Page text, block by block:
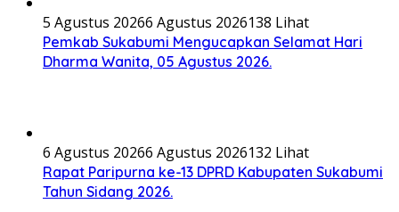
5 Agustus 20266 Agustus 2026138 Lihat
Pemkab Sukabumi Mengucapkan Selamat Hari
Dharma Wanita, 05 Agustus 2026.
6 Agustus 20266 Agustus 2026132 Lihat
Rapat Paripurna ke-13 DPRD Kabupaten Sukabumi
Tahun Sidang 2026.